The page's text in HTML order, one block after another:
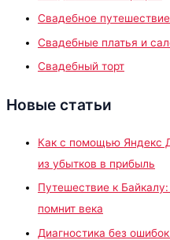
Свадебное путешествие
Свадебные платья и
Свадебный торт
Новые статьи
Как с помощью Яндекс
из убытков в прибыль
Путешествие к
помнит века
Диагностика без